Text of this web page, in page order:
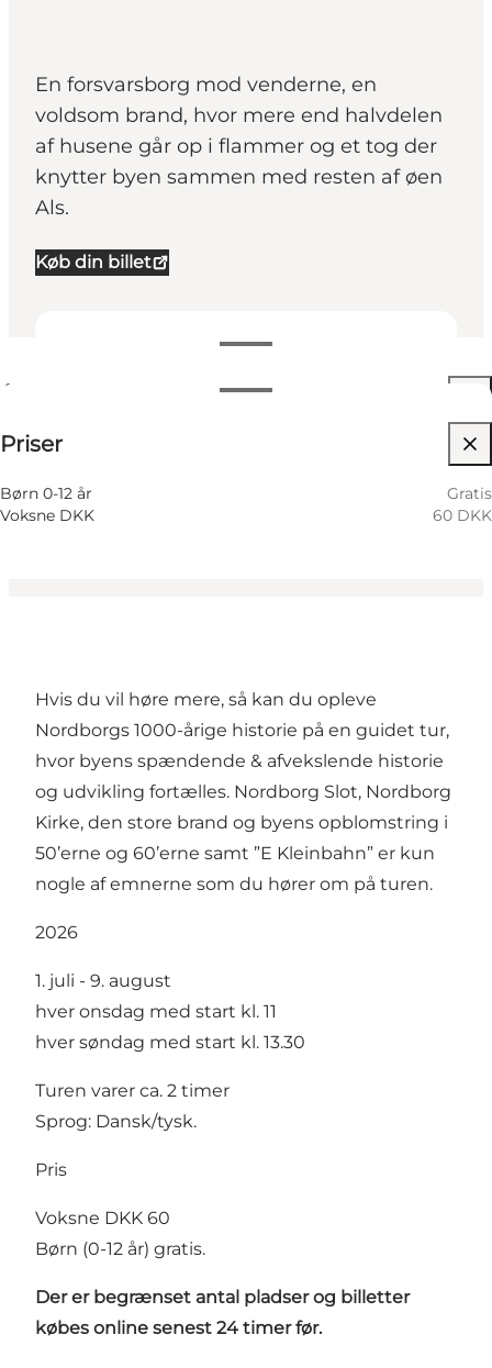
En forsvarsborg mod venderne, en
voldsom brand, hvor mere end halvdelen
af husene går op i flammer og et tog der
knytter byen sammen med resten af øen
Als.
Køb din billet
9 August
01:30 PM–03:30 PM
Priser
Børn 0-12 år
Gratis
Voksne DKK
60 DKK
Børn, Venner, Min partner, Mig selv
Hvis du vil høre mere, så kan du opleve
Nordborgs 1000-årige historie på en guidet tur,
hvor byens spændende & afvekslende historie
og udvikling fortælles. Nordborg Slot, Nordborg
Kirke, den store brand og byens opblomstring i
50’erne og 60’erne samt ”E Kleinbahn” er kun
nogle af emnerne som du hører om på turen.
2026
1. juli - 9. august
hver onsdag med start kl. 11
hver søndag med start kl. 13.30
Turen varer ca. 2 timer
Sprog: Dansk/tysk.
Pris
Voksne DKK 60
Børn (0-12 år) gratis.
Der er begrænset antal pladser og billetter
købes online senest 24 timer før.